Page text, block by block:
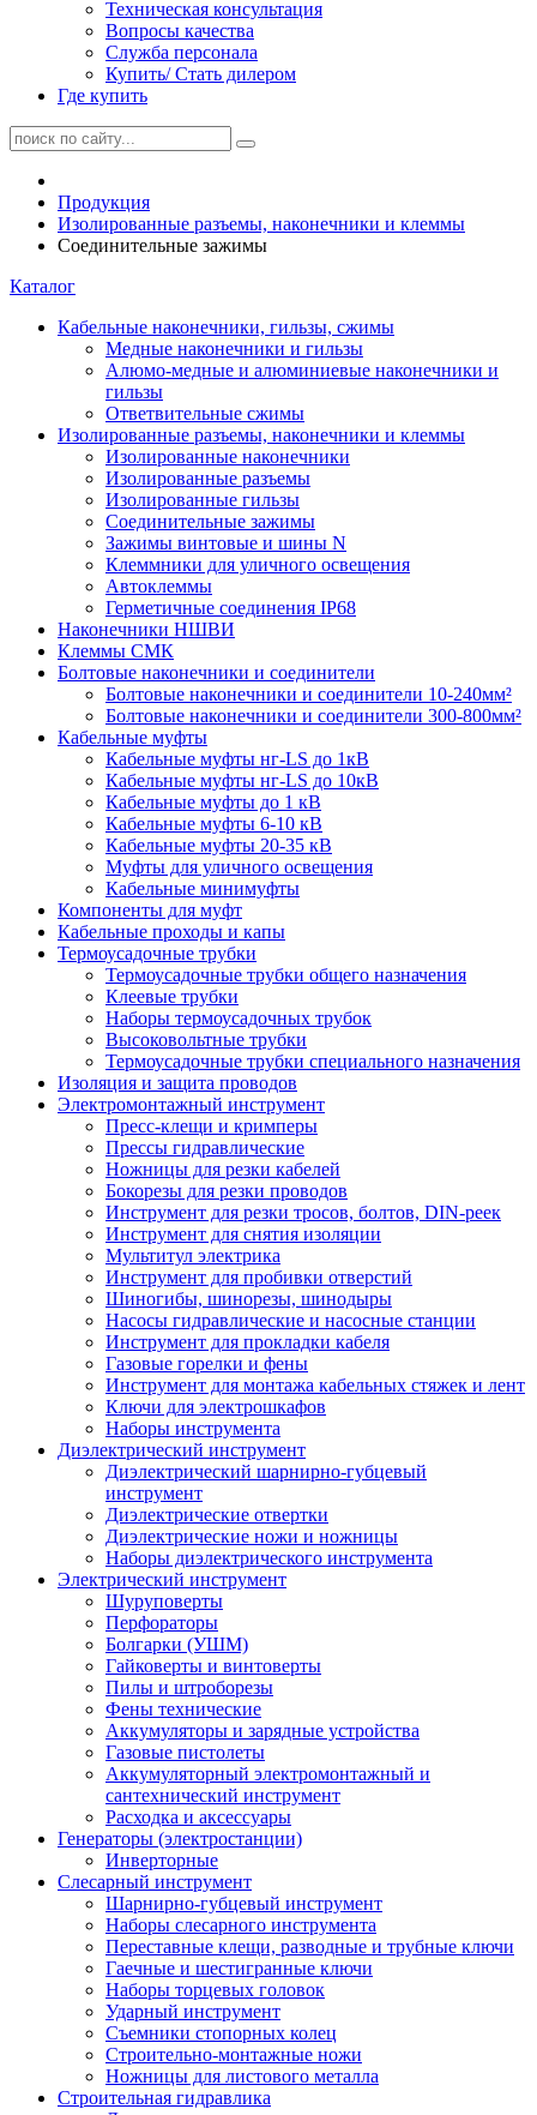
Техническая консультация
Вопросы качества
Служба персонала
Купить/ Стать дилером
Где купить
Продукция
Изолированные разъемы, наконечники и клеммы
Соединительные зажимы
Каталог
Кабельные наконечники, гильзы, сжимы
Медные наконечники и гильзы
Алюмо-медные и алюминиевые наконечники и
гильзы
Ответвительные сжимы
Изолированные разъемы, наконечники и клеммы
Изолированные наконечники
Изолированные разъемы
Изолированные гильзы
Соединительные зажимы
Зажимы винтовые и шины N
Клеммники для уличного освещения
Автоклеммы
Герметичные соединения IP68
Наконечники НШВИ
Клеммы СМК
Болтовые наконечники и соединители
Болтовые наконечники и соединители 10-240мм²
Болтовые наконечники и соединители 300-800мм²
Кабельные муфты
Кабельные муфты нг-LS до 1кВ
Кабельные муфты нг-LS до 10кВ
Кабельные муфты до 1 кВ
Кабельные муфты 6-10 кВ
Кабельные муфты 20-35 кВ
Муфты для уличного освещения
Кабельные минимуфты
Компоненты для муфт
Кабельные проходы и капы
Термоусадочные трубки
Термоусадочные трубки общего назначения
Клеевые трубки
Наборы термоусадочных трубок
Высоковольтные трубки
Термоусадочные трубки специального назначения
Изоляция и защита проводов
Электромонтажный инструмент
Пресс-клещи и кримперы
Прессы гидравлические
Ножницы для резки кабелей
Бокорезы для резки проводов
Инструмент для резки тросов, болтов, DIN-реек
Инструмент для снятия изоляции
Мультитул электрика
Инструмент для пробивки отверстий
Шиногибы, шинорезы, шинодыры
Насосы гидравлические и насосные станции
Инструмент для прокладки кабеля
Газовые горелки и фены
Инструмент для монтажа кабельных стяжек и лент
Ключи для электрошкафов
Наборы инструмента
Диэлектрический инструмент
Диэлектрический шарнирно-губцевый
инструмент
Диэлектрические отвертки
Диэлектрические ножи и ножницы
Наборы диэлектрического инструмента
Электрический инструмент
Шуруповерты
Перфораторы
Болгарки (УШМ)
Гайковерты и винтоверты
Пилы и штроборезы
Фены технические
Аккумуляторы и зарядные устройства
Газовые пистолеты
Аккумуляторный электромонтажный и
сантехнический инструмент
Расходка и аксессуары
Генераторы (электростанции)
Инверторные
Слесарный инструмент
Шарнирно-губцевый инструмент
Наборы слесарного инструмента
Переставные клещи, разводные и трубные ключи
Гаечные и шестигранные ключи
Наборы торцевых головок
Ударный инструмент
Съемники стопорных колец
Строительно-монтажные ножи
Ножницы для листового металла
Строительная гидравлика